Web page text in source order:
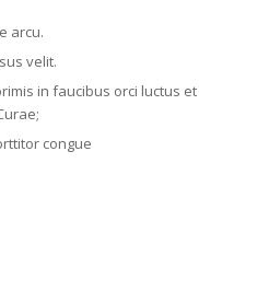
arcu.
velit.
in faucibus orci luctus et
congue